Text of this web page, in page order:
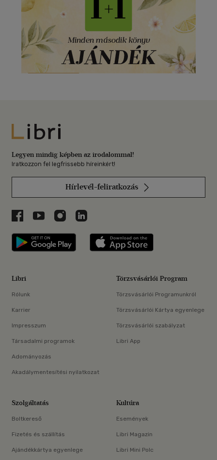
Libri
Legyen mindig képben az irodalommal!
Iratkozzon fel legfrissebb híreinkért!
Hírlevél-feliratkozás
Libri a Facebookon
Libri a Youtube-on
Libri az Instagramon
Libri a LinkedInen
Libri applikáció Szerezd meg: Google
Libri
Rólunk
Karrier
Impresszum
Társadalmi programok
Adományozás
Akadálymentesítési nyilatkozat
Törzsvásárlói Program
Törzsvásárlói Programunkról
Törzsvásárlói Kártya egyenlege
Törzsvásárlói szabályzat
Libri App
Szolgáltatás
Boltkereső
Fizetés és szállítás
Ajándékkártya egyenlege
Kultúra
Események
Libri Magazin
Libri Mini Polc